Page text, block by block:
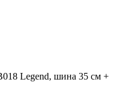
Legend, шина 35 см +